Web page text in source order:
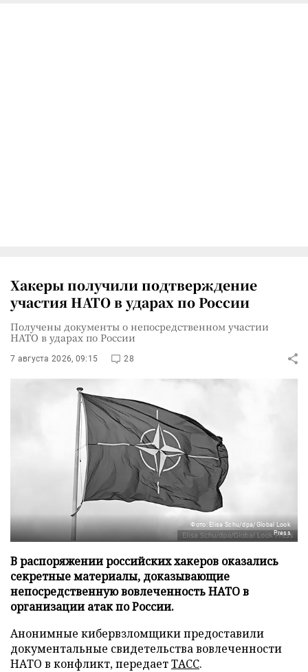
Хакеры получили подтверждение
участия НАТО в ударах по России
Получены документы о непосредственном участии
НАТО в ударах по России
7 августа 2026, 09:15 28
Фото: Elisa Schu/dpa/Global Look
Press
В распоряжении российских хакеров оказались
секретные материалы, доказывающие
непосредственную вовлеченность НАТО в
организации атак по России.
Анонимные кибервзломщики предоставили
документальные свидетельства вовлеченности
НАТО в конфликт, передаетТАСС.